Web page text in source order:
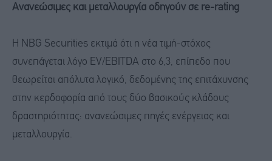
Ανανεώσιμες και μεταλλουργία οδηγούν σε re-rating
Η NBG Securities εκτιμά ότι η νέα τιμή-στόχος
συνεπάγεται λόγο EV/EBITDA στο 6,3, επίπεδο που
θεωρείται απόλυτα λογικό, δεδομένης της επιτάχυνσης
στην κερδοφορία από τους δύο βασικούς κλάδους
δραστηριότητας: ανανεώσιμες πηγές ενέργειας και
μεταλλουργία.